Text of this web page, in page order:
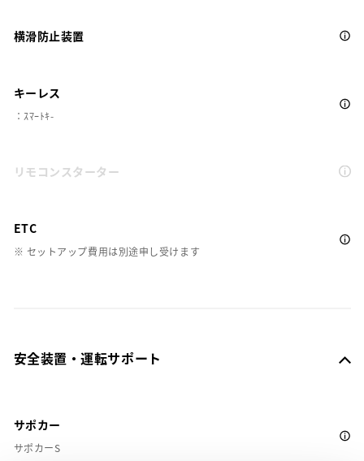
横滑防止装置
キーレス
：ｽﾏｰﾄｷ-
リモコンスターター
ETC
※ セットアップ費用は別途申し受けます
安全装置・運転サポート
サポカー
サポカーS